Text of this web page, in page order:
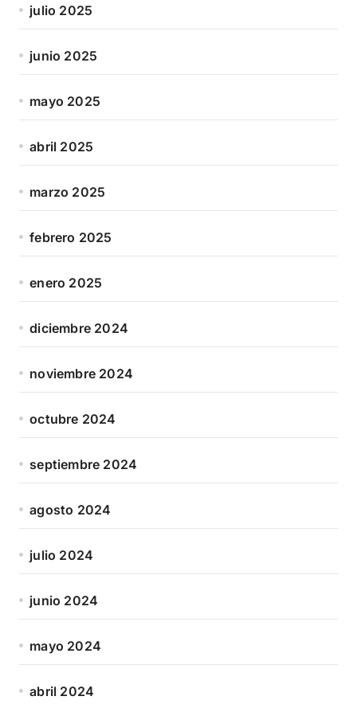
julio 2025
junio 2025
mayo 2025
abril 2025
marzo 2025
febrero 2025
enero 2025
diciembre 2024
noviembre 2024
octubre 2024
septiembre 2024
agosto 2024
julio 2024
junio 2024
mayo 2024
abril 2024